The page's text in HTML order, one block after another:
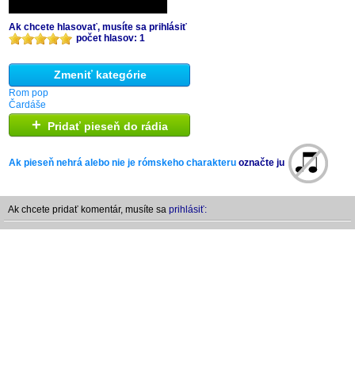
Ak chcete hlasovať, musíte sa prihlásiť
počet hlasov: 1
Zmeniť kategórie
Rom pop
Čardáše
+ Pridať pieseň do rádia
Ak pieseň nehrá alebo nie je rómskeho charakteru označte ju
Ak chcete pridať komentár, musíte sa prihlásiť: